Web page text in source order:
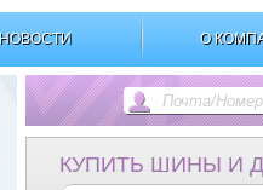
НОВОСТИ О
КУПИТЬ ШИНЫ И